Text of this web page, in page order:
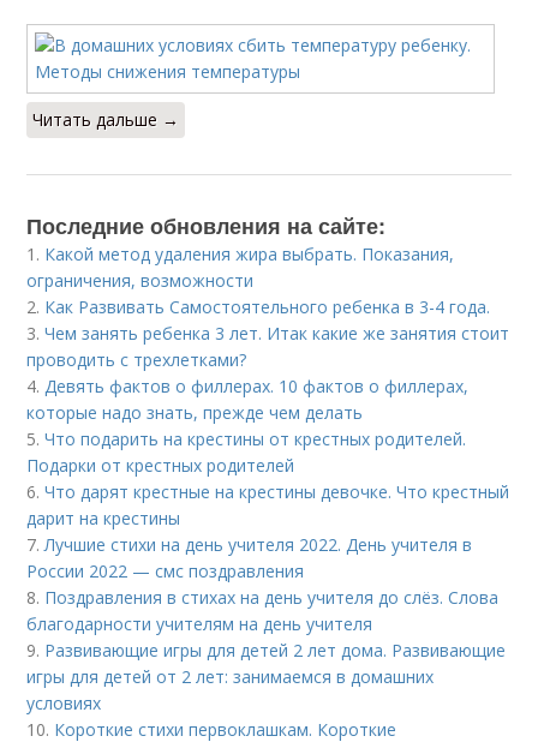
Читать дальше →
Последние обновления на сайте:
1. Какой метод удаления жира выбрать. Показания,
ограничения, возможности
2. Как Развивать Самостоятельного ребенка в 3-4 года.
3.Чем занять ребенка 3 лет. Итак какие же занятия стоит
проводить с трехлетками?
4.Девять фактов о филлерах. 10 фактов о филлерах,
которые надо знать, прежде чем делать
5.Что подарить на крестины от крестных родителей.
Подарки от крестных родителей
6.Что дарят крестные на крестины девочке. Что крестный
дарит на крестины
7.Лучшие стихи на день учителя 2022. День учителя в
России 2022 — смс поздравления
8. Поздравления в стихах на день учителя до слёз. Слова
благодарности учителям на день учителя
9. Развивающие игры для детей 2 лет дома. Развивающие
игры для детей от 2 лет: занимаемся в домашних
условиях
10. Короткие стихи первоклашкам. Короткие